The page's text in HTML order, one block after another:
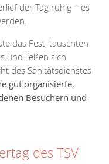
der Tag ruhig – es
das Fest, tauschten
und ließen sich
des Sanitätsdienstes
gut organisierte,
Besuchern und
des TSV